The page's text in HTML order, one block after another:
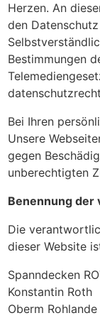
FLÄCHE (M²)
Fläche wird in den
Herzen. An
den
Bestimmungen
Bei Ihren
Unsere
gegen
unberechtigten
Benennung der
Die
dieser Website
Spanndecken
Konstantin Roth
Oberm Rohlande